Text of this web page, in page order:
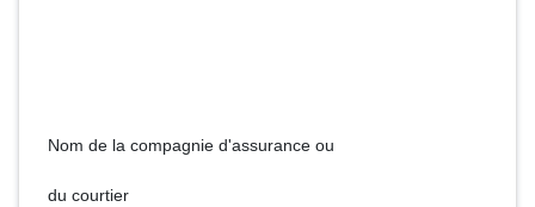
Nom de la compagnie d'assurance ou
du courtier